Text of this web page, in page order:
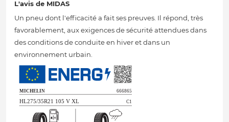
L'avis de MIDAS
Un pneu dont l'efficacité a fait ses preuves. Il répond, très
favorablement, aux exigences de sécurité attendues dans
des conditions de conduite en hiver et dans un
environnement urbain.